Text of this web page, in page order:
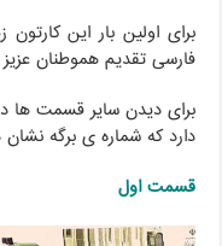
فارسی تقدیم هموطنان
برای دیدن سایر قسمت ها
دارد که شماره ی برگه
قسمت اول